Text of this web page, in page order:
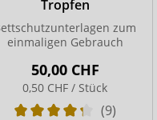
Tropfen
zum
einmaligen Gebrauch
50,00 CHF
0,50 CHF / Stück
(9)